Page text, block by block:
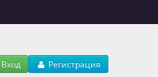
Вход Регистрация